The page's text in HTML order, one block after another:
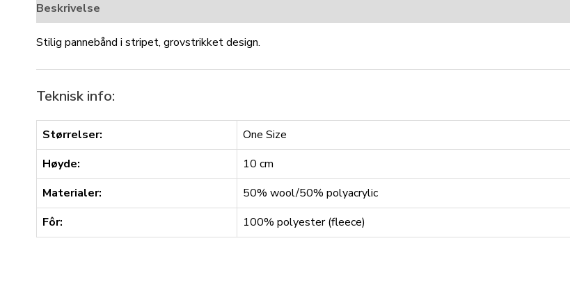
Beskrivelse
Stilig pannebånd i stripet, grovstrikket design.
Teknisk info:
Størrelser:
One Size
Høyde:
10 cm
Materialer:
50% wool/50% polyacrylic
Fôr:
100% polyester (fleece)